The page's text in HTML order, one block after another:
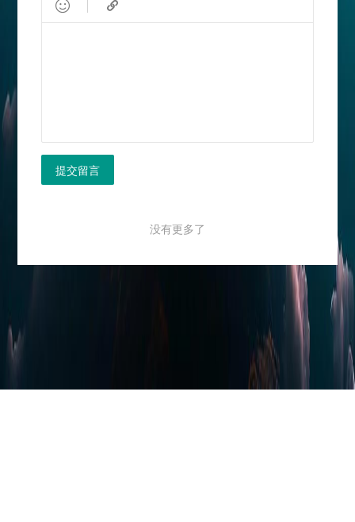
 
提交留言
没有更多了